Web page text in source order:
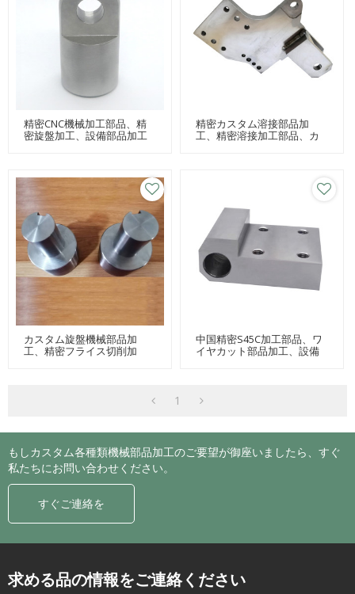
精密CNC機械加工部品、精
密旋盤加工、設備部品加工
精密カスタム溶接部品加
工、精密溶接加工部品、カ
カスタム旋盤機械部品加
工、精密フライス切削加
中国精密S45C加工部品、ワ
イヤカット部品加工、設備
1
もしカスタム各種類機械部品加工のご要望が御座いましたら、すぐ
私たちにお問い合わせください。
すぐご連絡を
求める品の情報をご連絡ください